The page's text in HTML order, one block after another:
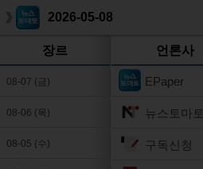
2026-05-08
장르
08-07 (금)
08-06 (목)
08-05 (수)
언론사
EPaper
뉴스토마토
구독신청